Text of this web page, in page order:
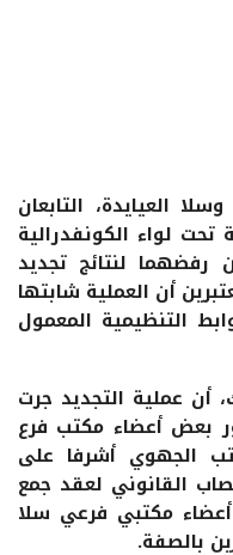
العيايدة، التابعان
تحت لواء الكونفدرالية
لنتائج تجديد
أن العملية شابتها
التنظيمية المعمول
أن عملية التجديد جرت
بعض أعضاء مكتب فرع
الجهوي أشرفا على
القانوني لعقد جمع
مكتبي فرعي سلا
بالصفة.